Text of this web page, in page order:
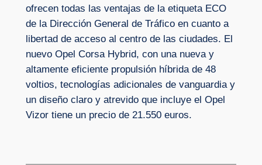
ofrecen todas las ventajas de la etiqueta ECO
de la Dirección General de Tráfico en cuanto a
libertad de acceso al centro de las ciudades. El
nuevo Opel Corsa Hybrid, con una nueva y
altamente eficiente propulsión híbrida de 48
voltios, tecnologías adicionales de vanguardia y
un diseño claro y atrevido que incluye el Opel
Vizor tiene un precio de 21.550 euros.